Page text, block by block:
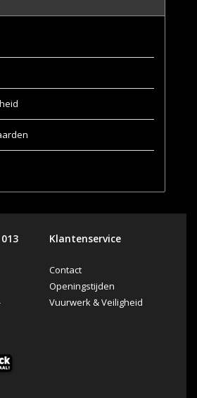
Klantenservice
Contact
Openingstijden
Vuurwerk & Veiligheid